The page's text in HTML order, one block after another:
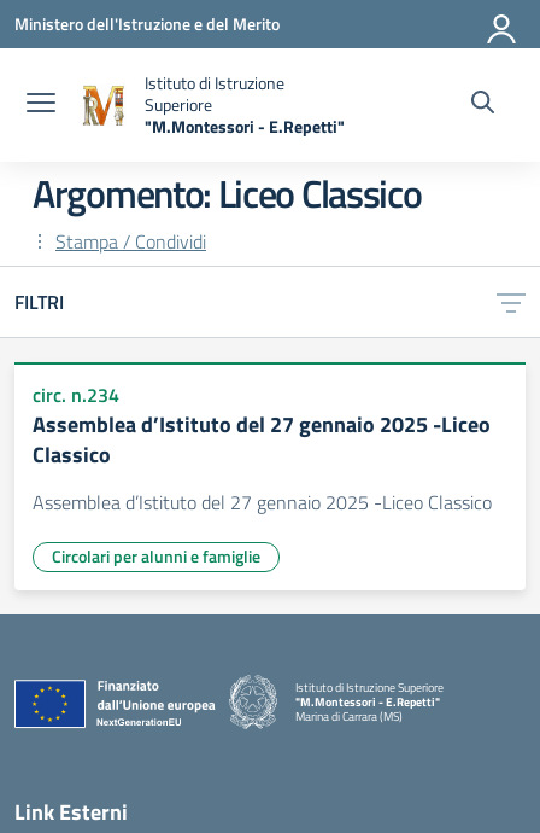
Vai ai contenuti
Vai al menu di navigazione
Vai al footer
Ministero dell'Istruzione e del Merito
Istituto di Istruzione
Superiore
"M.Montessori - E.Repetti"
Argomento: Liceo Classico
Stampa / Condividi
FILTRI
circ. n.234
Assemblea d’Istituto del 27 gennaio 2025 -Liceo
Classico
Assemblea d’Istituto del 27 gennaio 2025 -Liceo Classico
Circolari per alunni e famiglie
Istituto di Istruzione Superiore
"M.Montessori - E.Repetti"
Marina di Carrara (MS)
Link Esterni